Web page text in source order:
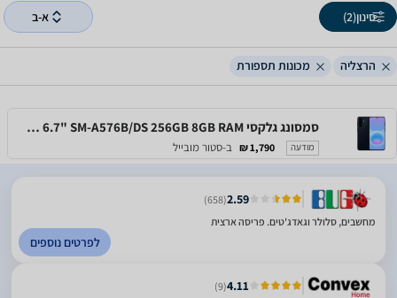
סינון(2) א-ב
הרצליה מכונות תספורת
סמסונג גלקסי Samsung Galaxy A57 5G 6.7" SM-A576B/DS 256GB 8GB RAM
מודעה 1,790 ₪ ב-סטור מובייל
2.59
(658)
מחשבים, סלולר וגאדג'טים. פריסה ארצית
לפרטים נוספים
4.11
(9)